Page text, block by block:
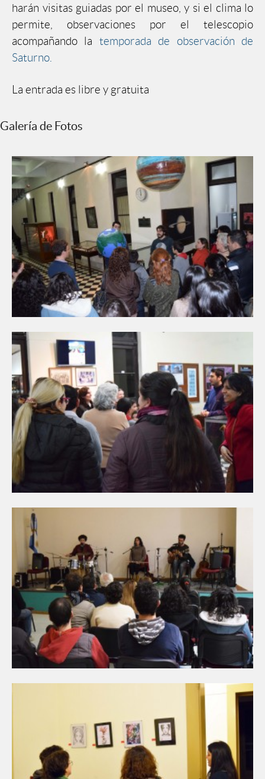
harán visitas guiadas por el museo, y si el clima lo
permite, observaciones por el telescopio
acompañando la temporada de observación de
Saturno.
La entrada es libre y gratuita
Galería de Fotos